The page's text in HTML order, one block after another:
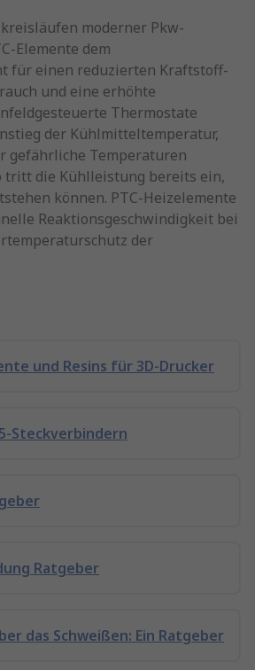
moderner Pkw-
Elemente dem
für einen reduzierten Kraftstoff-
und eine erhöhte
Thermostate
der Kühlmitteltemperatur,
gefährliche Temperaturen
tritt die Kühlleistung bereits ein,
können. PTC-Heizelemente
Reaktionsgeschwindigkeit bei
der
und Resins für 3D-Drucker
Steckverbindern
Ratgeber
das Schweißen: Ein Ratgeber